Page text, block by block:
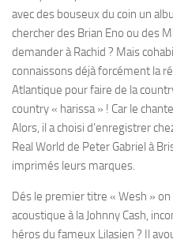
avec des bouseux du coin un
chercher des Brian Eno ou des
demander à Rachid ? Mais
connaissons déjà forcément la
Atlantique pour faire de la
country « harissa » ! Car le
Alors, il a choisi d’enregistrer
Real World de Peter Gabriel à
imprimés leurs marques.
Dés le premier titre « Wesh »
acoustique à la Johnny Cash,
héros du fameux Lilasien ? Il